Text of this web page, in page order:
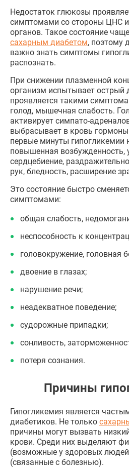
Недостаток глюкозы
симптомами со стороны ЦНС и
органов. Такое состояние
сахарным диабетом, поэтому
важно знать симптомы
распознать.
При снижении плазменной
организм испытывает острый
проявляется такими
голод, мышечная слабость.
активирует симпато-
выбрасывает в кровь гормоны
первые минуты гипогликемии
повышенная возбужденность,
сердцебиение,
рук, бледность, расширение
Это состояние быстро
симптомами:
общая слабость,
неспособность к
головокружение, головная
двоение в глазах;
нарушение речи;
неадекватное поведение;
судорожные припадки;
сонливость,
потеря сознания.
Причины
Гипогликемия является
диабетиков. Не только
причины могут вызвать
крови. Среди них выделяют
(возможные у здоровых
(связанные с болезнью).